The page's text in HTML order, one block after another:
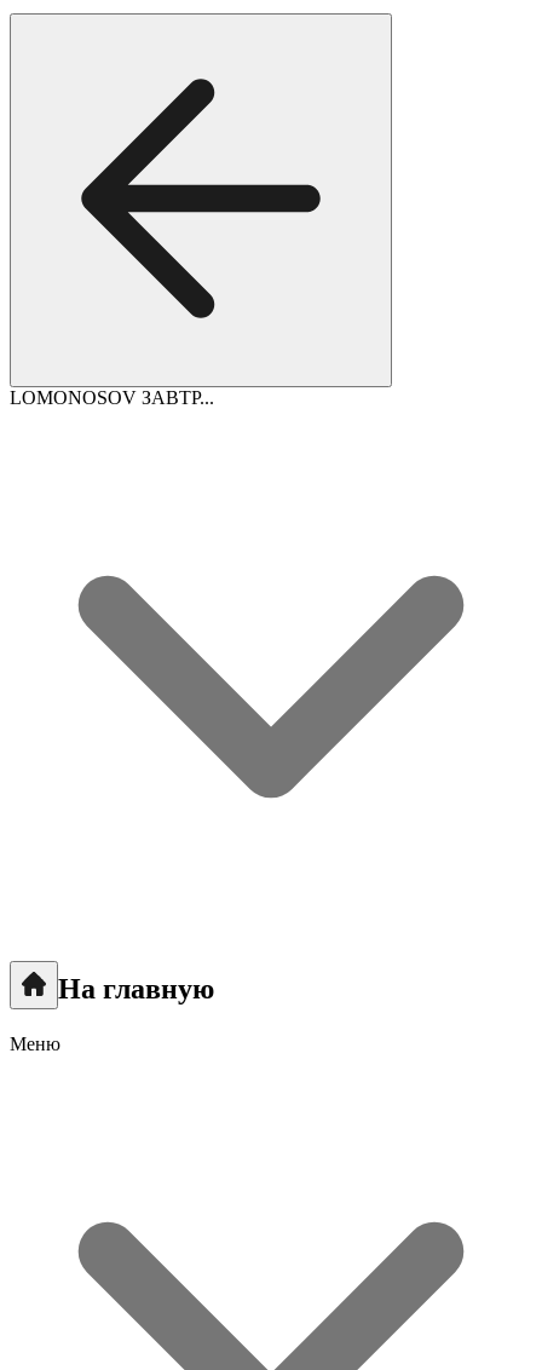
LOMONOSOV ЗАВТР...
На главную
Меню